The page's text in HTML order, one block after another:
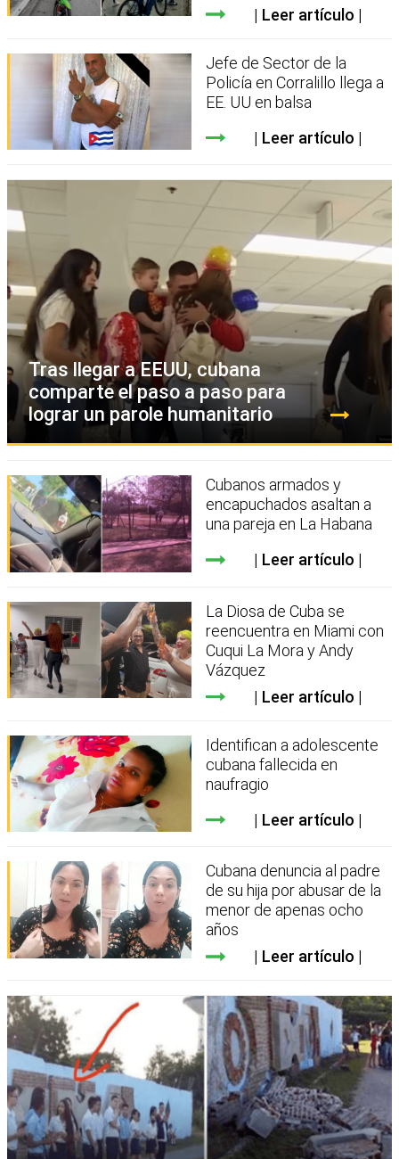
Leer artículo
Jefe de Sector de la
Policía en Corralillo llega a
EE. UU en balsa
Leer artículo
Tras llegar a EEUU, cubana
comparte el paso a paso para
lograr un parole humanitario
Cubanos armados y
encapuchados asaltan a
una pareja en La Habana
Leer artículo
La Diosa de Cuba se
reencuentra en Miami con
Cuqui La Mora y Andy
Vázquez
Leer artículo
Identifican a adolescente
cubana fallecida en
naufragio
Leer artículo
Cubana denuncia al padre
de su hija por abusar de la
menor de apenas ocho
años
Leer artículo